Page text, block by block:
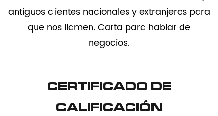
antiguos clientes nacionales y extranjeros para
que nos llamen. Carta para hablar de
negocios.
CERTIFICADO DE
CALIFICACIÓN